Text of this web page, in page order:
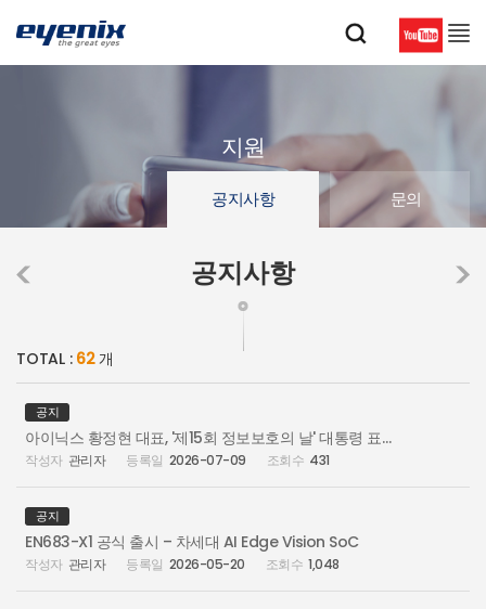
지원
공지사항 문의
공지사항
TOTAL : 62개
공지
아이닉스 황정현 대표, '제15회 정보보호의 날' 대통령 표창 수상
관리자 2026-07-09 431
공지
EN683-X1 공식 출시 – 차세대 AI Edge Vision SoC
관리자 2026-05-20 1,048